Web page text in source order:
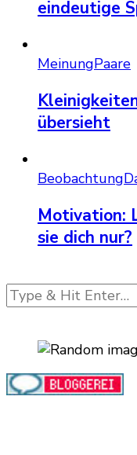
eindeutige
MeinungPaare
übersieht
Beobachtung
Motivation:
sie dich nur?
Looking
for